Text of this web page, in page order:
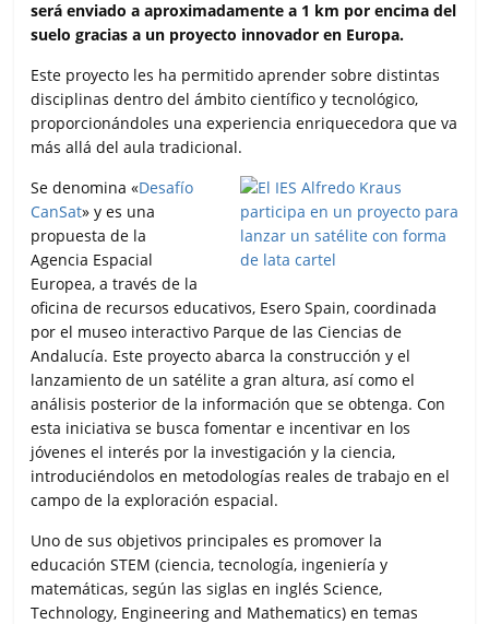
b
o
o
k
t
e
r
s
A
p
p
l
a
r
t
i
r
será enviado a aproximadamente a 1 km por encima del
suelo gracias a un proyecto innovador en Europa.
Este proyecto les ha permitido aprender sobre distintas
disciplinas dentro del ámbito científico y tecnológico,
proporcionándoles una experiencia enriquecedora que va
más allá del aula tradicional.
Se denomina «Desafío
CanSat» y es una
propuesta de la
Agencia Espacial
Europea, a través de la
oficina de recursos educativos, Esero Spain, coordinada
por el museo interactivo Parque de las Ciencias de
Andalucía. Este proyecto abarca la construcción y el
lanzamiento de un satélite a gran altura, así como el
análisis posterior de la información que se obtenga. Con
esta iniciativa se busca fomentar e incentivar en los
jóvenes el interés por la investigación y la ciencia,
introduciéndolos en metodologías reales de trabajo en el
campo de la exploración espacial.
Uno de sus objetivos principales es promover la
educación STEM (ciencia, tecnología, ingeniería y
matemáticas, según las siglas en inglés Science,
Technology, Engineering and Mathematics) en temas